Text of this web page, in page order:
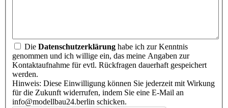
Die Datenschutzerklärung habe ich zur Kenntnis
genommen und ich willige ein, das meine Angaben zur
Kontaktaufnahme für evtl. Rückfragen dauerhaft gespeichert
werden.
Hinweis: Diese Einwilligung können Sie jederzeit mit Wirkung
für die Zukunft widerrufen, indem Sie eine E-Mail an
info@modellbau24.berlin schicken.